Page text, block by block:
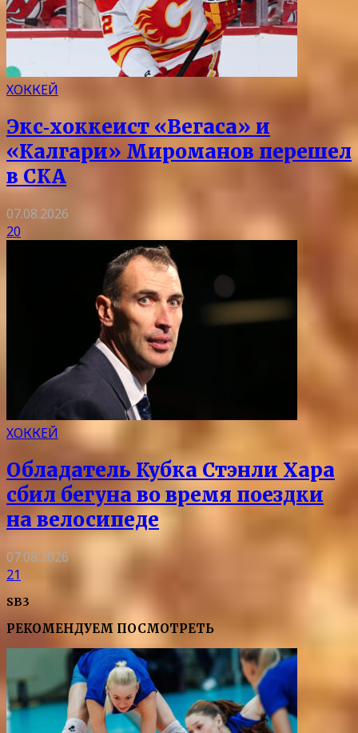
ХОККЕЙ
Экс‑хоккеист «Вегаса» и
«Калгари» Мироманов перешел
в СКА
07.08.2026
20
ХОККЕЙ
Обладатель Кубка Стэнли Хара
сбил бегуна во время поездки
на велосипеде
07.08.2026
21
SB3
РЕКОМЕНДУЕМ ПОСМОТРЕТЬ